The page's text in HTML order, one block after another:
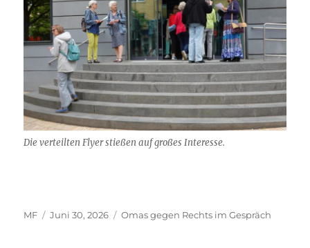
Die verteilten Flyer stießen auf großes Interesse.
Autor
MF
Veröffentlicht
Juni 30, 2026 Kategorien
Omas gegen Rechts im Gespräch